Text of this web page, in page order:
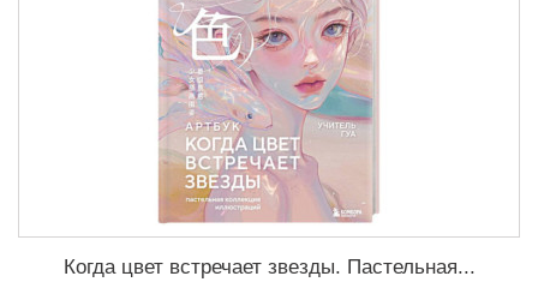
Когда цвет встречает звезды. Пастельная...